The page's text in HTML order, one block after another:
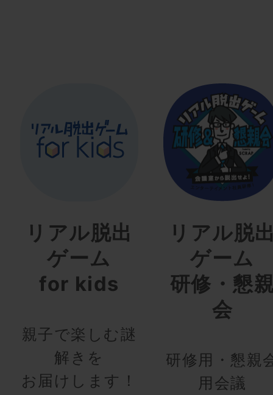
リアル脱出
ゲーム
for kids
親子で楽しむ謎
解きを
お届けします！
リアル脱
ゲーム
研修・懇
会
研修用・懇親
用会議